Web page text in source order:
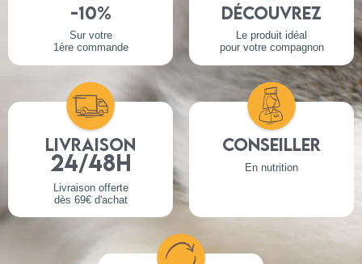
-10%
Sur votre
1ère commande
Découvrez
Le produit idéal
pour votre compagnon
Livraison
24/48h
Livraison offerte
dès 69€ d'achat
Conseiller
En nutrition